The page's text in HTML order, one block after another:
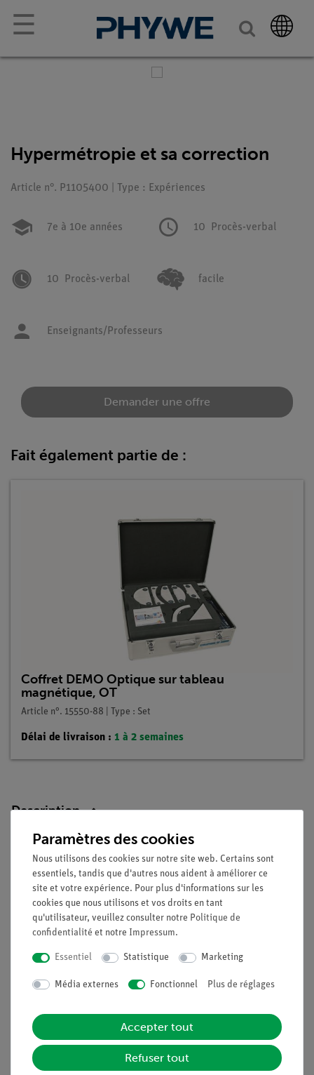
☰
Hypermétropie et sa correction
Article n°. P1105400 | Type : Expériences
7e à 10e années 10 Procès-verbal
10 Procès-verbal facile
Enseignants/Professeurs
Demander une offre
Fait également partie de :
Coffret DEMO Optique sur tableau
magnétique, OT
Article n°. 15550-88 | Type : Set
Délai de livraison : 1 à 2 semaines
Description
Avantages
temps de préparation minimal
lampe halogène à forte intensité lumineuse
enseignement facile grâce à l'utilisation de la carte de
démonstration pour la démonstration
étudiants grâce à des dispositifs directement
comparables
Contenu de livraison
Paramètres des cookies
Nous utilisons des cookies sur notre site web. Certains sont
essentiels, tandis que d'autres nous aident à améliorer ce
site et votre expérience. Pour plus d'informations sur les
cookies que nous utilisons et vos droits en tant
qu'utilisateur, veuillez consulter notre Politique de
confidentialité et notre Impressum.
Essentiel Statistique Marketing
Média externes Fonctionnel Plus de réglages
Accepter tout
Refuser tout